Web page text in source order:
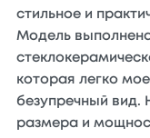
стильное и
Модель
которая легко
безупречный вид.
размера и